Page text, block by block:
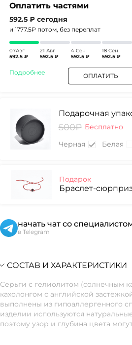
Оплатить частями
592.5 ₽ сегодня
и 1777.5₽ потом, без переплат
07Авг
592.5 ₽
21 Авг
592.5 ₽
4 Сен
592.5 ₽
18 Сен
592.5 ₽
Подробнее ОПЛАТИТЬ
Подарочная
500₽ Бесплатно
Черная
Белая
Подарок
Браслет-
начать чат со
в Telegram
СОСТАВ И ХАРАКТЕРИСТИКИ
Серьги с гелиолитом (солнечным
кахолонгом с английской
выполнены из гипоаллергенного
изделии используются
поэтому узор и глубина цвета